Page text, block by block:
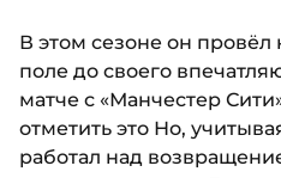
В этом сезоне он провёл
поле до своего
матче с «Манчестер
отметить это Но,
работал над